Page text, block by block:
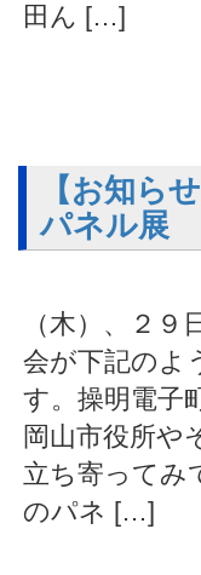
田ん […]
【お知ら
パネル展
２
（木）、２９
会が下記のよ
す。操明電子
岡山市役所や
立ち寄って
のパネ […]